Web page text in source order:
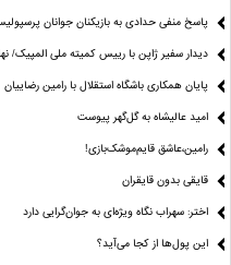
پاسخ منفی حدادی به بازیکنان جوانان
دیدار سفیر ژاپن با رییس کمیته ملی المپیک/
پایان همکاری باشگاه استقلال با رامین رضاییان
امید عالیشاه به گل‌گهر پیوست
رامین،عاشق قایم‌موشک‌بازی!
قایقی بدون قایقران
اختر: سهراب نگاه ویژه‌ای به جوان‌گرایی دارد
این پول‌ها از کجا می‌آید؟